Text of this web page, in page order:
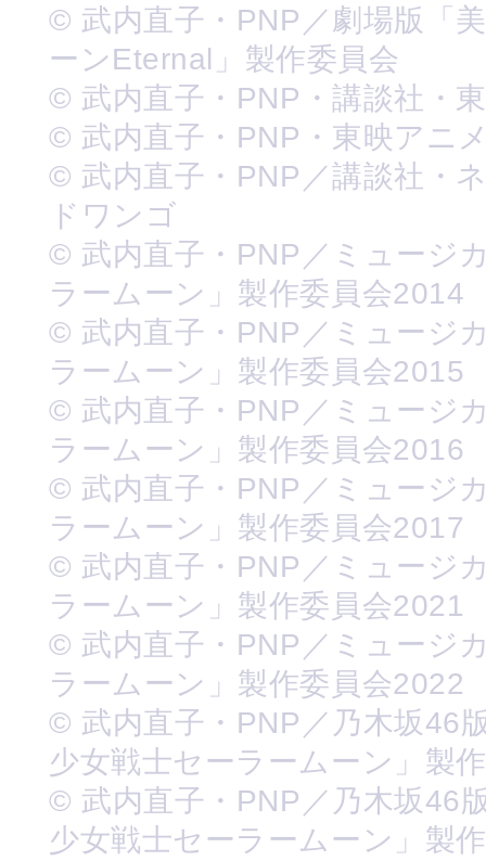
© 武内直子・PNP／劇場版「
ーンEternal」製作委員会
© 武内直子・PNP・講談社・
© 武内直子・PNP・東映アニ
© 武内直子・PNP／講談社・
ドワンゴ
© 武内直子・PNP／ミュージ
ラームーン」製作委員会2014
© 武内直子・PNP／ミュージ
ラームーン」製作委員会2015
© 武内直子・PNP／ミュージ
ラームーン」製作委員会2016
© 武内直子・PNP／ミュージ
ラームーン」製作委員会2017
© 武内直子・PNP／ミュージ
ラームーン」製作委員会2021
© 武内直子・PNP／ミュージ
ラームーン」製作委員会2022
© 武内直子・PNP／乃木坂46
少女戦士セーラームーン」製
© 武内直子・PNP／乃木坂46
少女戦士セーラームーン」製